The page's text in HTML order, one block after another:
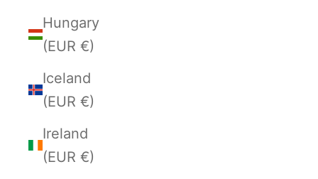
Hungary
(EUR €)
Iceland
(EUR €)
Ireland
(EUR €)